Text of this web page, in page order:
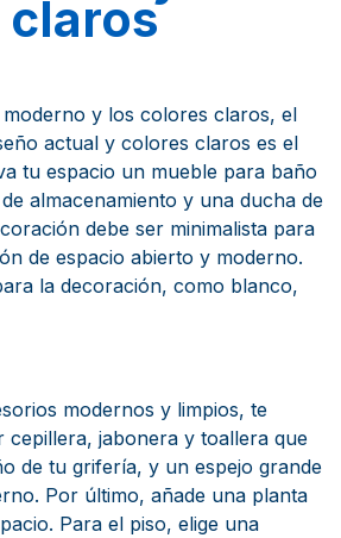
moderno y los colores claros, el
actual y colores claros es el
tu espacio un mueble para baño
almacenamiento y una ducha de
debe ser minimalista para
de espacio abierto y moderno.
la decoración, como blanco,
modernos y limpios, te
cepillera, jabonera y toallera que
de tu grifería, y un espejo grande
Por último, añade una planta
Para el piso, elige una